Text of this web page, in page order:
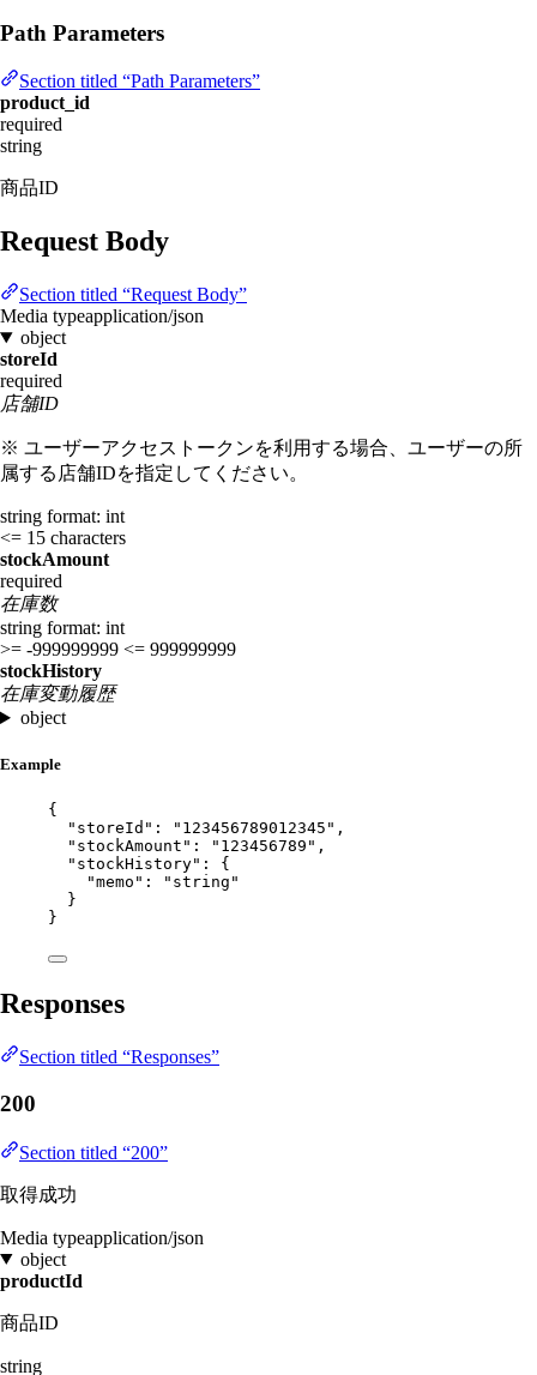
Path Parameters
Section titled “Path Parameters”
product_id
required
string
商品ID
Request Body
Section titled “Request Body”
Media typeapplication/json
object
storeId
required
店舗ID
※ ユーザーアクセストークンを利用する場合、ユーザーの所
属する店舗IDを指定してください。
string format: int
<= 15 characters
stockAmount
required
在庫数
string format: int
>= -999999999 <= 999999999
stockHistory
在庫変動履歴
object
Example
{
"storeId" : " 123456789012345 " ,
"stockAmount" : " 123456789 " ,
"stockHistory" : {
"memo" : " string "
}
}
Responses
Section titled “Responses”
200
Section titled “200”
取得成功
Media typeapplication/json
object
productId
商品ID
string